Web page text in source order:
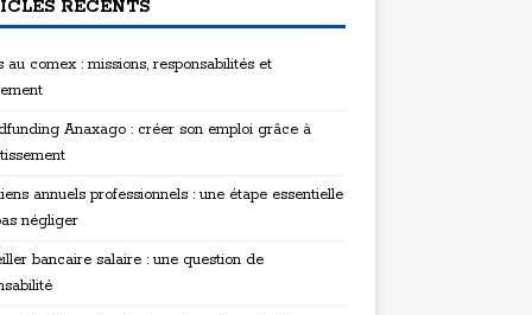
RÉCENTS
au comex : missions, responsabilités et
Anaxago : créer son emploi grâce à
annuels professionnels : une étape essentielle
négliger
bancaire salaire : une question de